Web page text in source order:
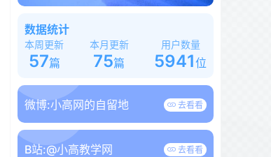
数据统计
本周更新
57篇
本月更新
75篇
用户数量
5941位
微博:小高网的自留地 去看看
B站:@小高教学网 去看看